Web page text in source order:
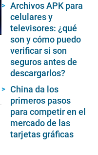
Archivos APK para
celulares y
televisores: ¿qué
son y cómo puedo
verificar si son
seguros antes de
descargarlos?
China da los
primeros pasos
para competir en el
mercado de las
tarjetas gráficas